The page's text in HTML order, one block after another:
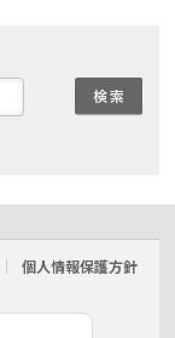
個人情報保護方針